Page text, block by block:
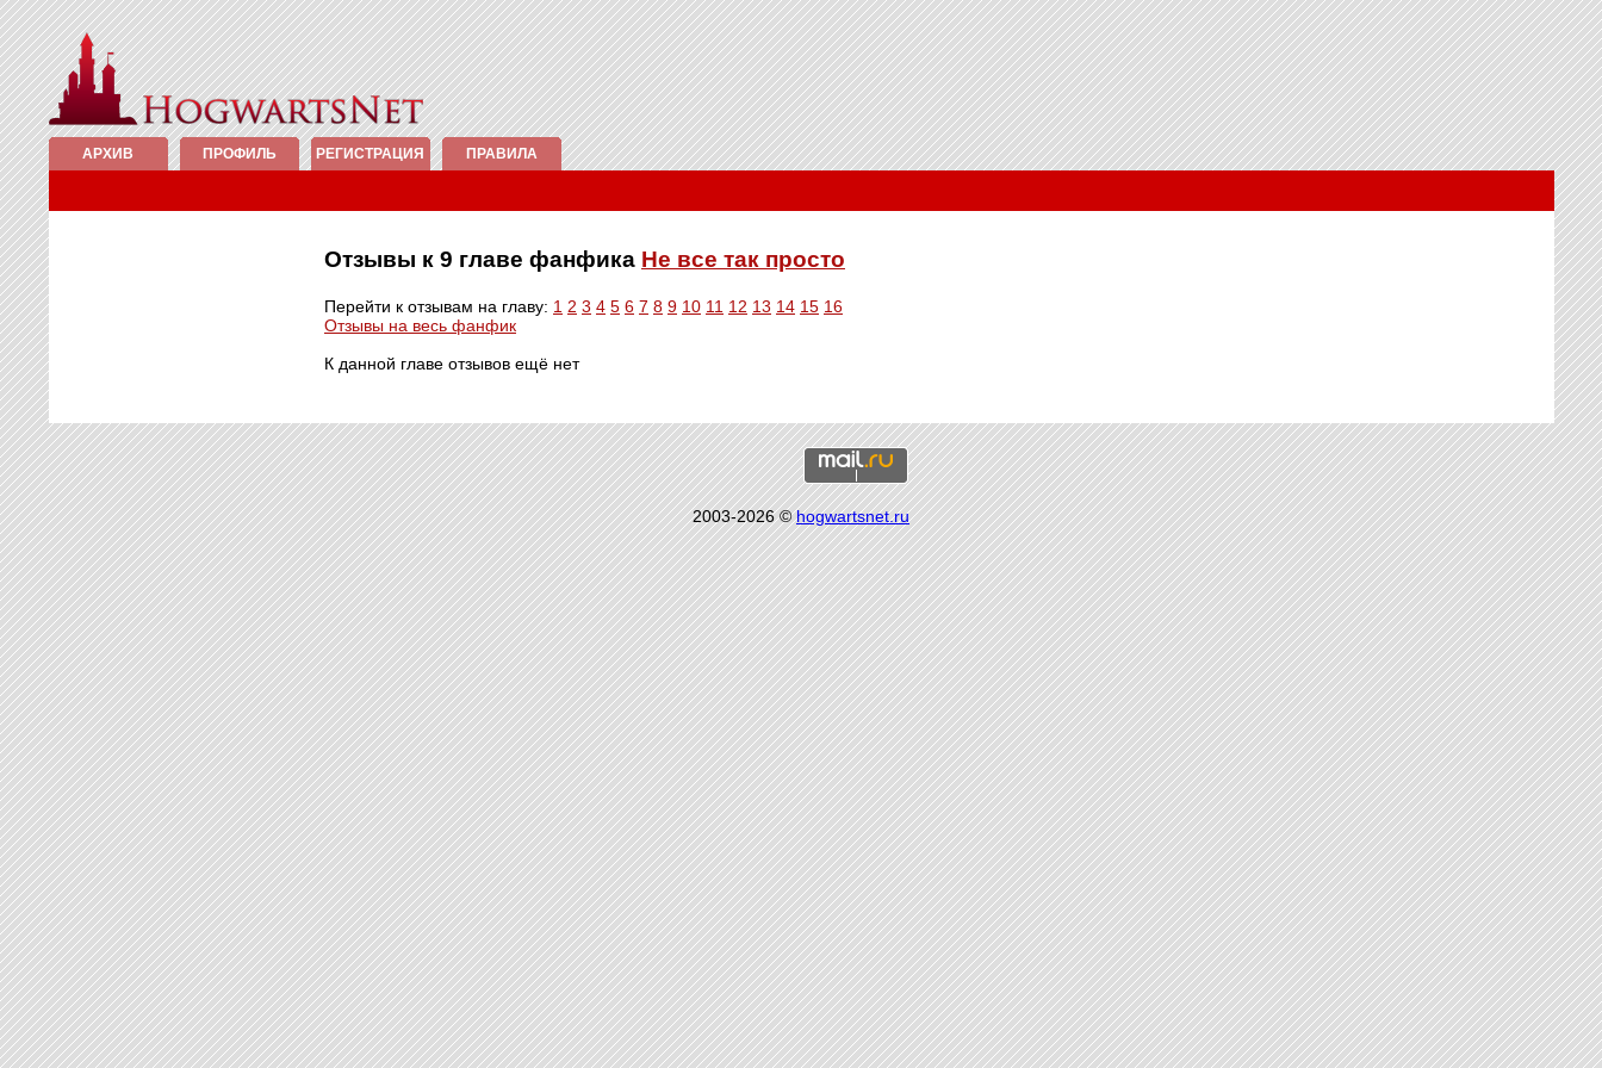
АРХИВ ПРОФИЛЬ РЕГИСТРАЦИЯ ПРАВИЛА
Отзывы к 9 главе фанфика Не все так просто
Перейти к отзывам на главу: 1 2 3 4 5 6 7 8 9 10 11 12 13 14 15 16
Отзывы на весь фанфик
К данной главе отзывов ещё нет
2003-2026 ©hogwartsnet.ru